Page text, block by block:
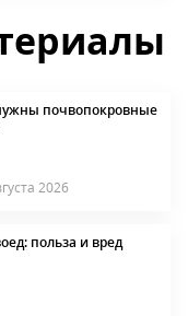
почвопокровные
2026
польза и вред